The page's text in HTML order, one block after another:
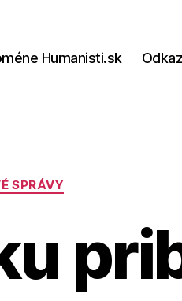
Humanisti.sk
Kategórie
SPRÁVY